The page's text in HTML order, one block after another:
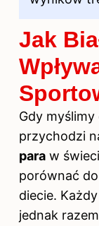
Jak
Gdy myślimy
przychodzi
para w
porównać
diecie.
jednak